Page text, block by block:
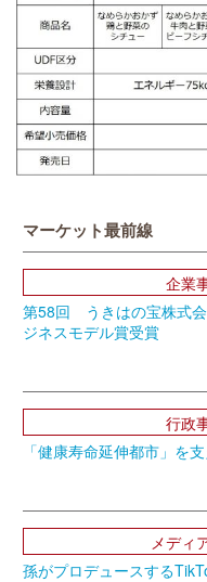
マーケット最前線
企業
第58回 うきはの宝株式
ジネスモデル賞受賞
行政
「健康寿命延伸都市」を
メディ
孫がプロデュースする